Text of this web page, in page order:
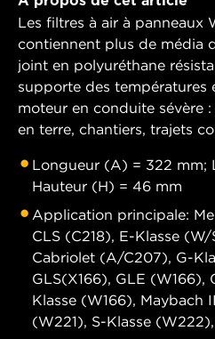
Les filtres à air à panneaux
contiennent plus de média
joint en polyuréthane
supporte des températures
moteur en conduite sévère
en terre, chantiers, trajets
Longueur (A) = 322 mm;
Hauteur (H) = 46 mm
Application principale:
CLS (C218), E-Klasse
Cabriolet (A/C207), G-
GLS(X166), GLE (W166),
Klasse (W166), Maybach
(W221), S-Klasse